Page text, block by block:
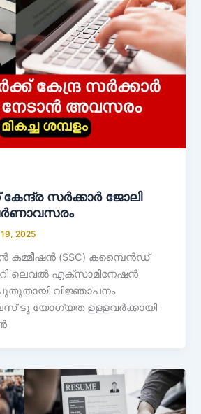
കേന്ദ്ര സർക്കാർ ജോലി
2025
കമ്മീഷൻ (SSC) കമ്പൈൻഡ്
ലെവൽ എക്‌സാമിനേഷൻ
പുതുതായി വിജ്ഞാപനം
ടു യോഗ്യത ഉള്ളവർക്കായി